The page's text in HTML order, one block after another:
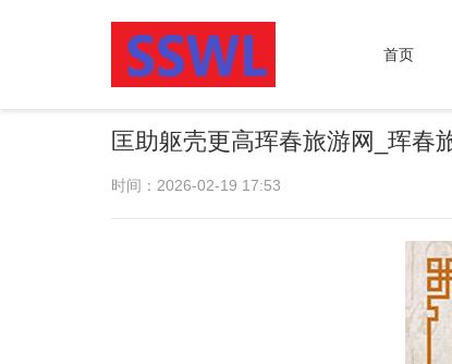
首页
匡助躯壳更高珲春旅游网_珲春
时间：2026-02-19 17:53